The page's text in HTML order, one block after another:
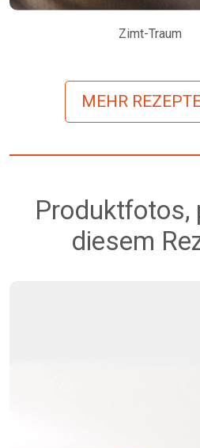
Zimt-Traum
MEHR
Produktfotos,
diesem